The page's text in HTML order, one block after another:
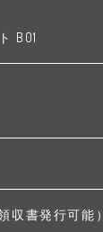
B01
収書発行可能）